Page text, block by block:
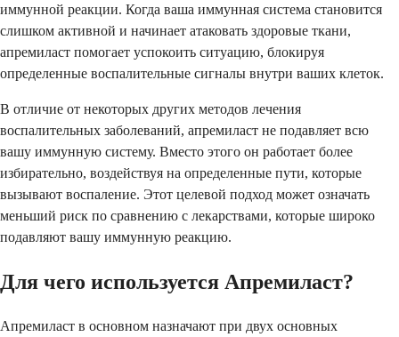
иммунной реакции. Когда ваша иммунная система становится
слишком активной и начинает атаковать здоровые ткани,
апремиласт помогает успокоить ситуацию, блокируя
определенные воспалительные сигналы внутри ваших клеток.
В отличие от некоторых других методов лечения
воспалительных заболеваний, апремиласт не подавляет всю
вашу иммунную систему. Вместо этого он работает более
избирательно, воздействуя на определенные пути, которые
вызывают воспаление. Этот целевой подход может означать
меньший риск по сравнению с лекарствами, которые широко
подавляют вашу иммунную реакцию.
Для чего используется Апремиласт?
Апремиласт в основном назначают при двух основных